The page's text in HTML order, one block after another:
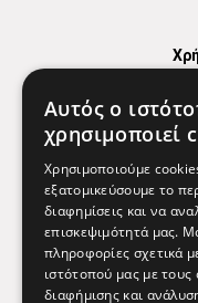
Αυτός ο
χρησιμοποιεί
Χρησιμοποιούμε
εξατομικεύσουμε το
διαφημίσεις και να
επισκεψιμότητά μας.
πληροφορίες σχετικά
ιστότοπού μας με τους
διαφήμισης και